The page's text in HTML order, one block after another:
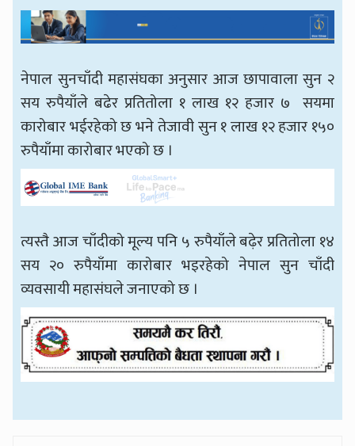
नेपाल सुनचाँदी महासंघका अनुसार आज छापावाला सुन २
सय रुपैयाँले बढेर प्रतितोला १ लाख १२ हजार ७ सयमा
कारोबार भईरहेको छ भने तेजावी सुन १ लाख १२ हजार १५०
रुपैयाँमा कारोबार भएको छ ।
त्यस्तै आज चाँदीको मूल्य पनि ५ रुपैयाँले बढ़ेर प्रतितोला १४
सय २० रुपैयाँमा कारोबार भइरहेको नेपाल सुन चाँदी
व्यवसायी महासंघले जनाएको छ ।